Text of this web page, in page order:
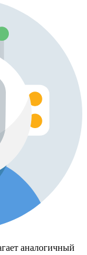
аналогичный